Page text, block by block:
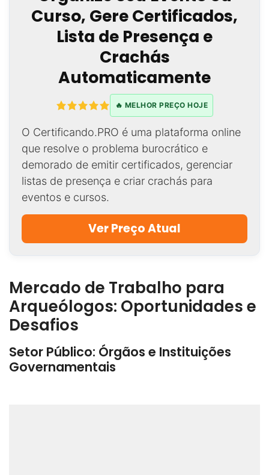
Curso, Gere Certificados,
Lista de Presença e
Crachás
Automaticamente
🔥 MELHOR PREÇO HOJE
O Certificando.PRO é uma plataforma online
que resolve o problema burocrático e
demorado de emitir certificados, gerenciar
listas de presença e criar crachás para
eventos e cursos.
Ver Preço Atual
Mercado de Trabalho para
Arqueólogos: Oportunidades e
Desafios
Setor Público: Órgãos e Instituições
Governamentais